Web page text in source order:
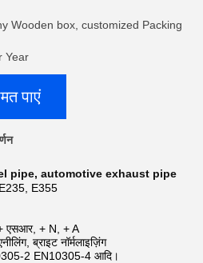
Wooden box, customized Packing
Year
पाएं
pipe, automotive exhaust pipe
E355
एसआर, + N, + A
ब्राइट नॉर्मलाइज़िंग
2 EN10305-4 आदि।